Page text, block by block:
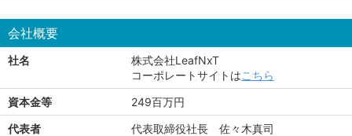
会社概要
社名
株式会社LeafNxT
コーポレートサイトはこちら
資本金等
249百万円
代表者
代表取締役社長 佐々木真司